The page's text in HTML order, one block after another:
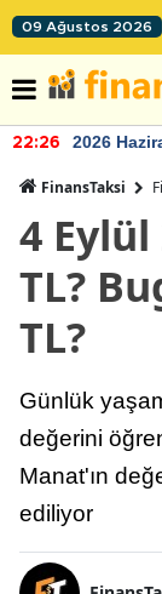
09 Ağustos 2026
22:26 2026
FinansTaksi
4
TL?
TL?
Günlük
değerini
Manat'ın
ediliyor